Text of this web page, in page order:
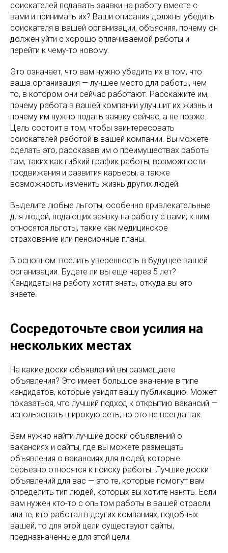
соискателей подавать заявки на работу вместе с
вами и принимать их? Ваши описания должны убедить
соискателя в вашей организации, объясняя, почему он
должен уйти с хорошо оплачиваемой работы и
перейти к чему-то новому.
Это означает, что вам нужно убедить их в том, что
ваша организация — лучшее место для работы, чем
то, в котором они сейчас работают. Расскажите им,
почему работа в вашей компании улучшит их жизнь и
почему им нужно подать заявку сейчас, а не позже.
Цель состоит в том, чтобы заинтересовать
соискателей работой в вашей компании. Вы можете
сделать это, рассказав им о преимуществах работы
там, таких как гибкий график работы, возможности
продвижения и развития карьеры, а также
возможность изменить жизнь других людей.
Выделите любые льготы, особенно привлекательные
для людей, подающих заявку на работу с вами; к ним
относятся льготы, такие как медицинское
страхование или пенсионные планы.
В основном: вселить уверенность в будущее вашей
организации. Будете ли вы еще через 5 лет?
Кандидаты на работу хотят знать, откуда вы это
знаете.
Сосредоточьте свои усилия на
нескольких местах
На какие доски объявлений вы размещаете
объявления? Это имеет большое значение в типе
кандидатов, которые увидят вашу публикацию. Может
показаться, что лучший подход к открытию вакансий —
использовать широкую сеть, но это не всегда так.
Вам нужно найти лучшие доски объявлений о
вакансиях и сайты, где вы можете размещать
объявления о вакансиях для людей, которые
серьезно относятся к поиску работы. Лучшие доски
объявлений для вас — это те, которые помогут вам
определить тип людей, которых вы хотите нанять. Если
вам нужен кто-то с опытом работы в вашей отрасли
или те, кто работал в других компаниях, подобных
вашей, то для этой цели существуют сайты,
предназначенные для этой цели.